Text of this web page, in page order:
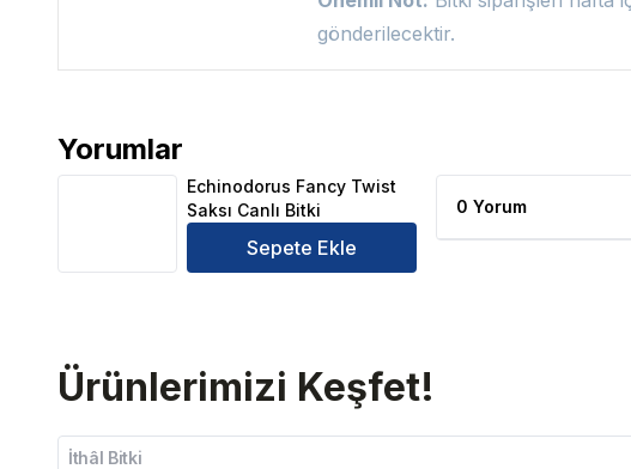
gönderilecektir.
Yorumlar
Echinodorus Fancy Twist Saksı Canlı Bitki Ürün Yorumları
Echinodorus Fancy Twist
Saksı Canlı Bitki
Sepete Ekle
0 Yorum
Ürünlerimizi Keşfet!
İthâl Bitki